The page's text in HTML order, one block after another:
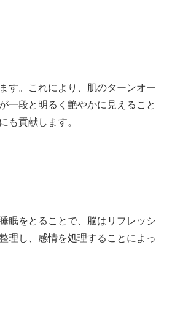
す。これにより、肌のターンオー
一段と明るく艶やかに見えること
貢献します。
眠をとることで、脳はリフレッシ
理し、感情を処理することによっ